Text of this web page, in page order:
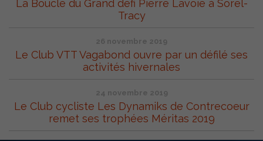
La Boucle du Grand défi Pierre Lavoie à Sorel-
Tracy
26 novembre 2019
Le Club VTT Vagabond ouvre par un défilé ses
activités hivernales
24 novembre 2019
Le Club cycliste Les Dynamiks de Contrecoeur
remet ses trophées Méritas 2019